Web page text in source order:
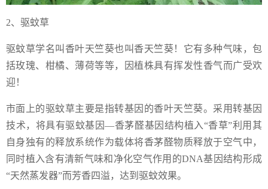
2、驱蚊草
驱蚊草学名叫香叶天竺葵也叫香天竺葵！它有多种气味，包
括玫瑰、柑橘、薄荷等等，因植株具有挥发性香气而广受欢
迎！
市面上的驱蚊草主要是指转基因的香叶天竺葵。采用转基因
技术，将具有驱蚊基因—香茅醛基因结构植入“香草”利用其
自身独有的释放系统作为载体将香茅醛物质释放于空气中，
同时植入含有清新气味和净化空气作用的DNA基因结构形成
“天然蒸发器”而芳香四溢，达到驱蚊效果。